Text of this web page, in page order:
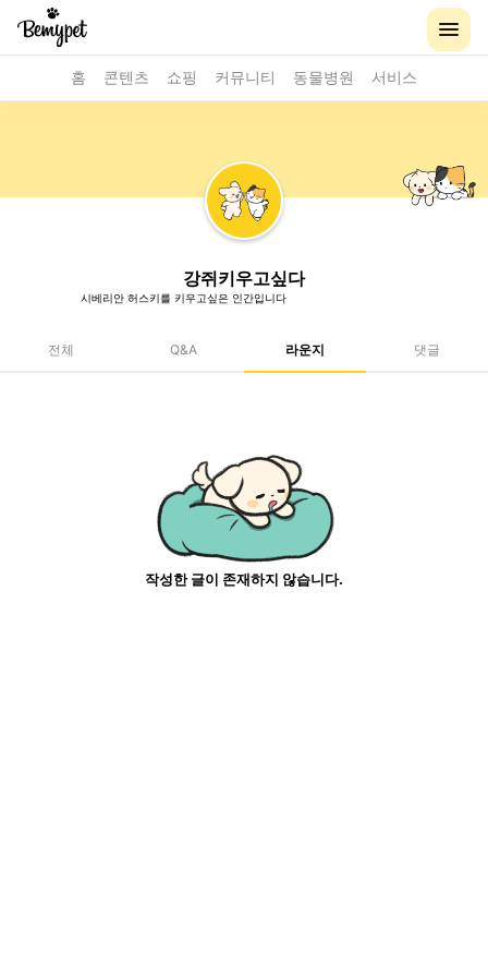
홈 콘텐츠 쇼핑 커뮤니티 동물병원 서비스
강쥐키우고싶다
시베리안 허스키를 키우고싶은 인간입니다
전체 Q&A 라운지 댓글
작성한 글이 존재하지 않습니다.